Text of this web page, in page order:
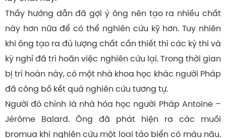
Thầy hướng dẫn đã gợi ý ông nên tạo ra nhiều chất
này hơn nữa để có thể nghiên cứu kỹ hơn. Tuy nhiên
khi ông tạo ra đủ lượng chất cần thiết thì các kỳ thi và
kỳ nghỉ đã trì hoãn việc nghiên cứu lại. Trong thời gian
bị trì hoàn này, có một nhà khoa học khác người Pháp
đã công bố kết quả nghiên cứu tương tự.
Người đó chính là nhà hóa học người Pháp Antoine –
Jérôme Balard. Ông đã phát hiện ra các muối
bromua khi nghiên cứu một loại tảo biển có màu nâu.